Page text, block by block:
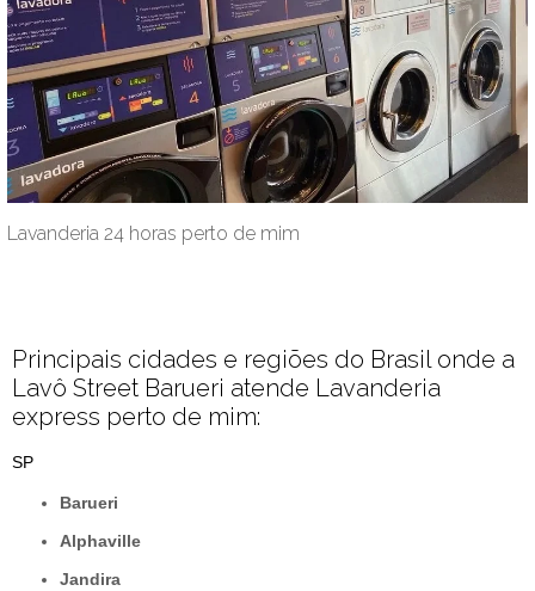
Lavanderia 24 horas perto de mim
Principais cidades e regiões do Brasil onde a
Lavô Street Barueri atende Lavanderia
express perto de mim:
SP
Barueri
Alphaville
Jandira